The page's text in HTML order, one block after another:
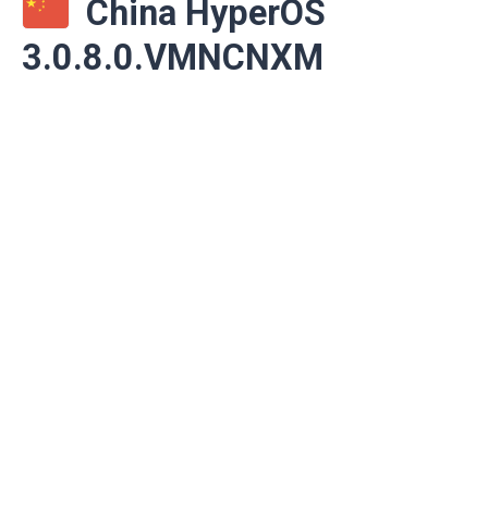
China HyperOS
3.0.8.0.VMNCNXM